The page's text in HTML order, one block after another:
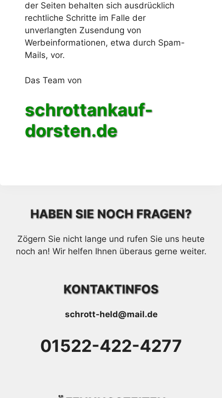
der Seiten behalten sich ausdrücklich
rechtliche Schritte im Falle der
unverlangten Zusendung von
Werbeinformationen, etwa durch Spam-
Mails, vor.
Das Team von
schrottankauf-
dorsten.de
HABEN SIE NOCH FRAGEN?
Zögern Sie nicht lange und rufen Sie uns heute
noch an! Wir helfen Ihnen überaus gerne weiter.
KONTAKTINFOS
schrott-held@mail.de
01522-422-4277